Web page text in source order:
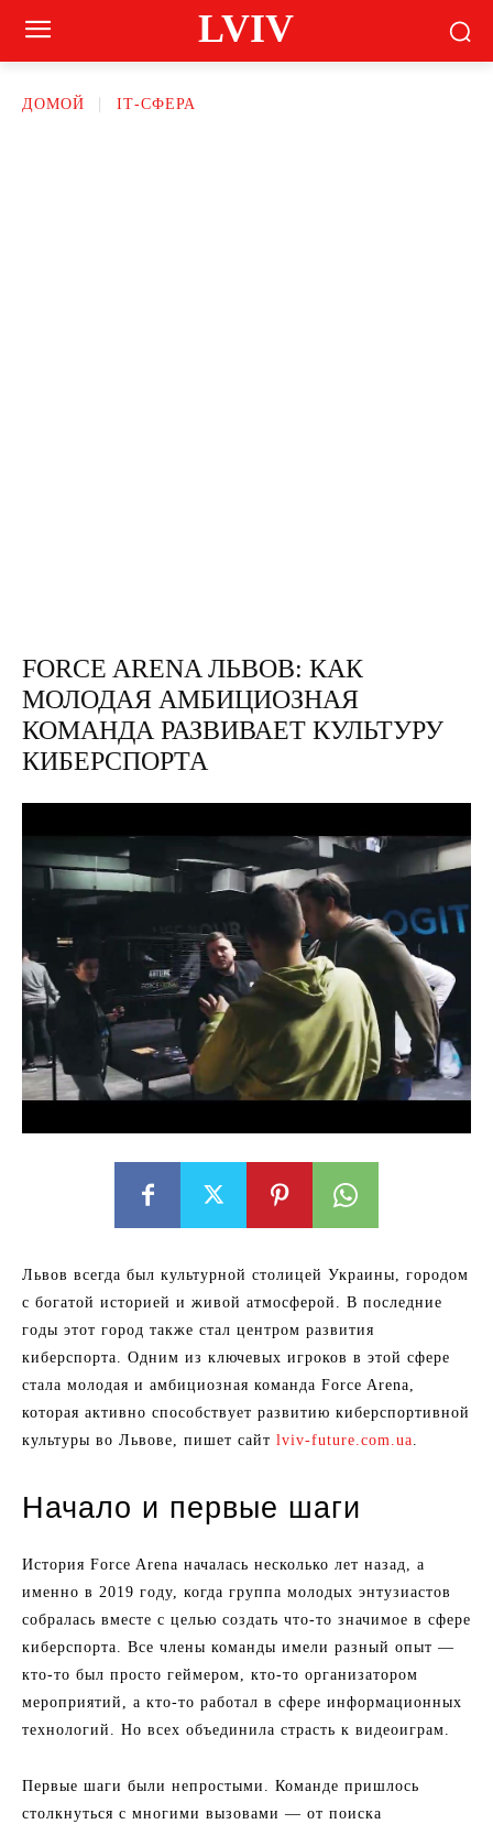
LVIV
ДОМОЙ ІТ-СФЕРА
FORCE ARENA ЛЬВОВ: КАК
МОЛОДАЯ АМБИЦИОЗНАЯ
КОМАНДА РАЗВИВАЕТ КУЛЬТУРУ
КИБЕРСПОРТА
Львов всегда был культурной столицей Украины, городом
с богатой историей и живой атмосферой. В последние
годы этот город также стал центром развития
киберспорта. Одним из ключевых игроков в этой сфере
стала молодая и амбициозная команда Force Arena,
которая активно способствует развитию киберспортивной
культуры во Львове, пишет сайт lviv-future.com.ua.
Начало и первые шаги
История Force Arena началась несколько лет назад, а
именно в 2019 году, когда группа молодых энтузиастов
собралась вместе с целью создать что-то значимое в сфере
киберспорта. Все члены команды имели разный опыт —
кто-то был просто геймером, кто-то организатором
мероприятий, а кто-то работал в сфере информационных
технологий. Но всех объединила страсть к видеоиграм.
Первые шаги были непростыми. Команде пришлось
столкнуться с многими вызовами — от поиска